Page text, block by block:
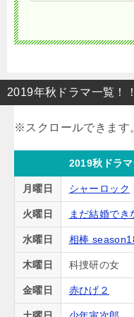
2019年秋ドラマ一覧！！
2019秋ドラ
月曜日 シャーロック
火曜日 まだ結婚でき
水曜日 相棒
木曜日 科捜研の女
金曜日 赤ひげ２